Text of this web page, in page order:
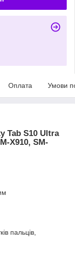
Оплата Умови
Tab S10 Ultra
X910, SM-
пальців,